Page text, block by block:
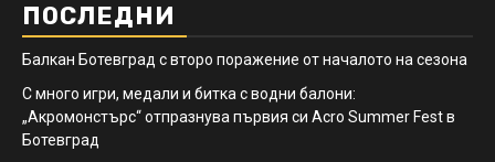
ПОСЛЕДНИ
Балкан Ботевград с второ поражение от началото на сезона
С много игри, медали и битка с водни балони:
„Акромонстърс“ отпразнува първия си Acro Summer Fest в
Ботевград